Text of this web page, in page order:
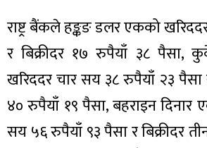
राष्ट्र बैंकले हङ्कङ डलर एकको
र बिक्रीदर १७ रुपैयाँ ३८ पैसा,
खरिददर चार सय ३८ रुपैयाँ २३ पैसा
४० रुपैयाँ १९ पैसा, बहराइन दिनार
सय ५६ रुपैयाँ ९३ पैसा र बिक्रीदर